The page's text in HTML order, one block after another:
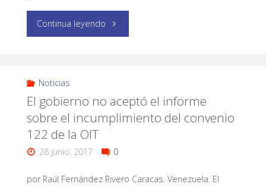
Continua leyendo
Noticias
El gobierno no aceptó el informe
sobre el incumplimiento del convenio
122 de la OIT
28 junio, 2017 0
por Raúl Fernández Rivero Caracas. Venezuela. El